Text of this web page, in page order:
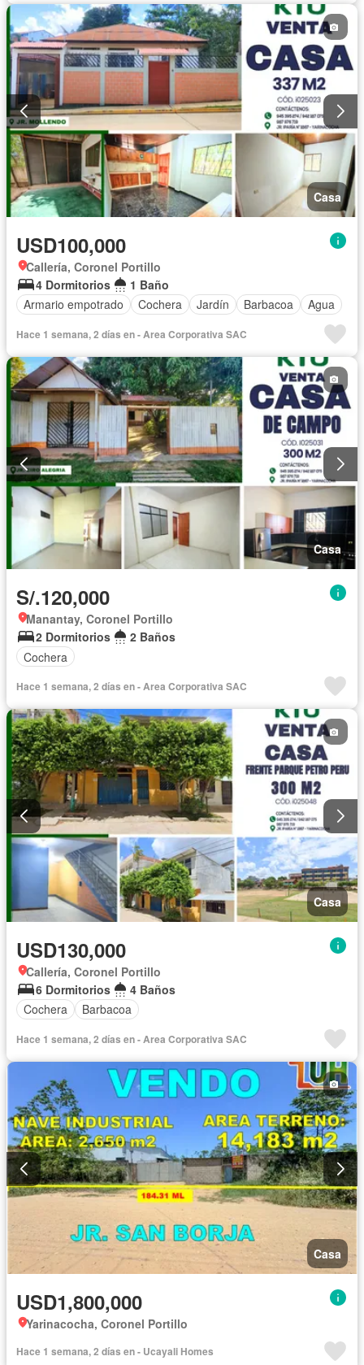
Casa
USD100,000
Callería, Coronel Portillo
4 Dormitorios
1 Baño
Armario empotrado
Cochera Jardín Barbacoa Agua
Hace 1 semana, 2 días en - Area Corporativa SAC
Casa
S/.120,000
Manantay, Coronel Portillo
2 Dormitorios
2 Baños
Cochera
Hace 1 semana, 2 días en - Area Corporativa SAC
Casa
USD130,000
Callería, Coronel Portillo
6 Dormitorios
4 Baños
Cochera
Barbacoa
Hace 1 semana, 2 días en - Area Corporativa SAC
Casa
USD1,800,000
Yarinacocha, Coronel Portillo
Hace 1 semana, 2 días en - Ucayali Homes